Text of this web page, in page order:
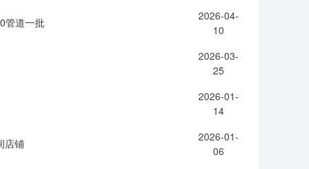
管道一批
2026-04-
10
2026-03-
25
2026-01-
14
店铺
2026-01-
06